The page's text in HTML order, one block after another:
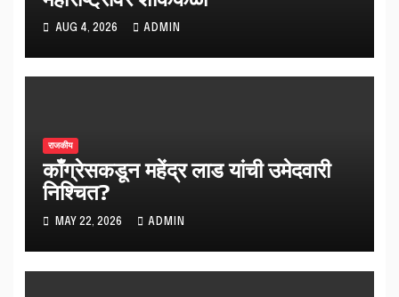
AUG 4, 2026 ADMIN
राजकीय
काँग्रेसकडून महेंद्र लाड यांची उमेदवारी
निश्चित?
MAY 22, 2026 ADMIN